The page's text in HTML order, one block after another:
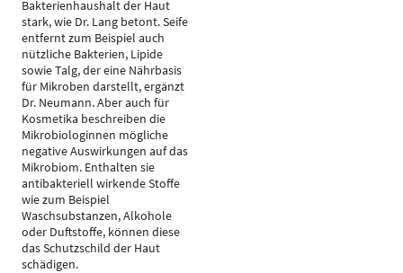
Bakterienhaushalt der Haut
stark, wie Dr. Lang betont. Seife
entfernt zum Beispiel auch
nützliche Bakterien, Lipide
sowie Talg, der eine Nährbasis
für Mikroben darstellt, ergänzt
Dr. Neumann. Aber auch für
Kosmetika beschreiben die
Mikrobiologinnen mögliche
negative Auswirkungen auf das
Mikrobiom. Enthalten sie
antibakteriell wirkende Stoffe
wie zum Beispiel
Waschsubstanzen, Alkohole
oder Duftstoffe, können diese
das Schutzschild der Haut
schädigen.